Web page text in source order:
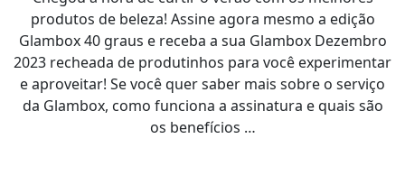
produtos de beleza! Assine agora mesmo a edição
Glambox 40 graus e receba a sua Glambox Dezembro
2023 recheada de produtinhos para você experimentar
e aproveitar! Se você quer saber mais sobre o serviço
da Glambox, como funciona a assinatura e quais são
os benefícios …